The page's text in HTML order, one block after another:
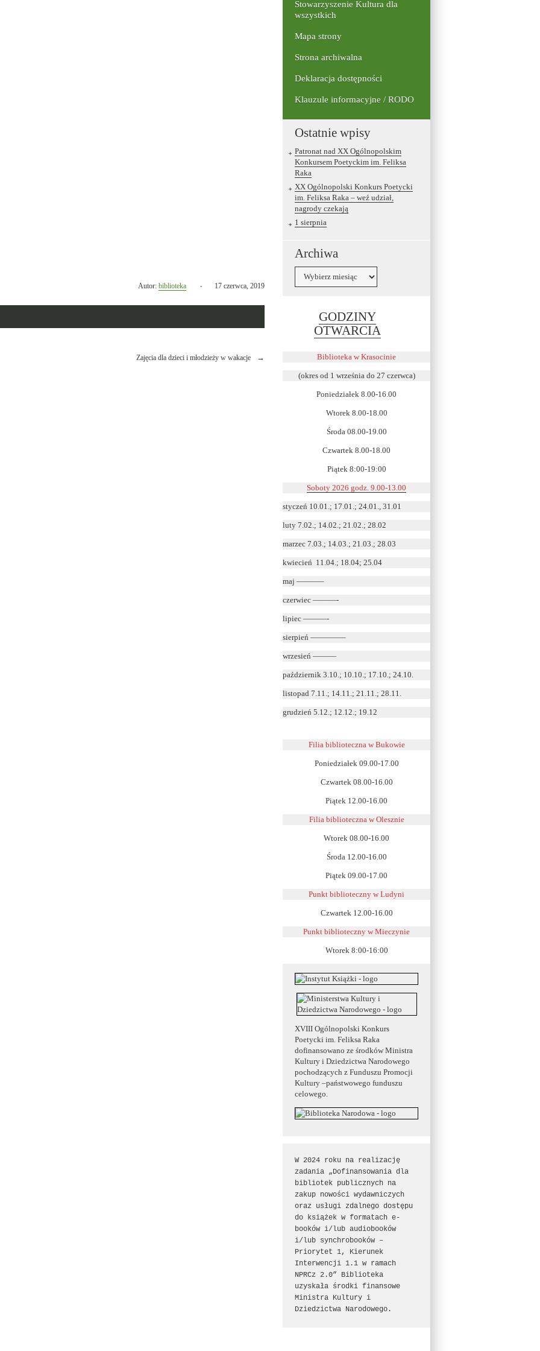
Autor: bibliotekaOpublikowano
dniu
17 czerwca, 2019
Zajęcia dla dzieci i młodzieży w wakacje
Stowarzyszenie Kultura dla
wszystkich
Mapa strony
Strona archiwalna
Deklaracja dostępności
Klauzule informacyjne / RODO
Ostatnie wpisy
Patronat nad XX Ogólnopolskim
Konkursem Poetyckim im. Feliksa
Raka
XX Ogólnopolski Konkurs Poetycki
im. Feliksa Raka – weź udział,
nagrody czekają
1 sierpnia
Archiwa
GODZINY
OTWARCIA
się
w
oknie
Biblioteka w Krasocinie
(okres od 1 września do 27 czerwca)
Poniedziałek 8.00-16.00
Wtorek 8.00-18.00
Środa 08.00-19.00
Czwartek 8.00-18.00
Piątek 8:00-19:00
Soboty 2026 godz. 9.00-13.00
styczeń 10.01.; 17.01.; 24.01., 31.01
luty 7.02.; 14.02.; 21.02.; 28.02
marzec 7.03.; 14.03.; 21.03.; 28.03
kwiecień 11.04.; 18.04; 25.04
maj ———–
czerwiec ———-
lipiec ———-
sierpień ————–
wrzesień ———
październik 3.10.; 10.10.; 17.10.; 24.10.
listopad 7.11.; 14.11.; 21.11.; 28.11.
grudzień 5.12.; 12.12.; 19.12
Filia biblioteczna w Bukowie
Poniedziałek 09.00-17.00
Czwartek 08.00-16.00
Piątek 12.00-16.00
Filia biblioteczna w Olesznie
Wtorek 08.00-16.00
Środa 12.00-16.00
Piątek 09.00-17.00
Punkt biblioteczny w Ludyni
Czwartek 12.00-16.00
Punkt biblioteczny w Mieczynie
Wtorek 8:00-16:00
XVIII Ogólnopolski Konkurs
Poetycki im. Feliksa Raka
dofinansowano ze środków Ministra
Kultury i Dziedzictwa Narodowego
pochodzących z Funduszu Promocji
Kultury –państwowego funduszu
celowego.
W 2024 roku na realizację
zadania „Dofinansowania dla
bibliotek publicznych na
zakup nowości wydawniczych
oraz usługi zdalnego dostępu
do książek w formatach e-
booków i/lub audiobooków
i/lub synchrobooków –
Priorytet 1, Kierunek
Interwencji 1.1 w ramach
NPRCz 2.0” Biblioteka
uzyskała środki finansowe
Ministra Kultury i
Dziedzictwa Narodowego.